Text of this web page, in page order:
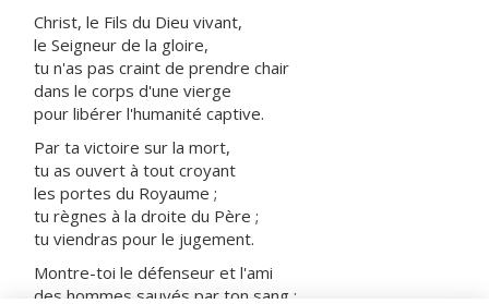
Christ, le Fils du Dieu vivant,
le Seigneur de la gloire,
tu n'as pas craint de prendre chair
dans le corps d'une vierge
pour libérer l'humanité captive.
Par ta victoire sur la mort,
tu as ouvert à tout croyant
les portes du Royaume ;
tu règnes à la droite du Père ;
tu viendras pour le jugement.
Montre-toi le défenseur et l'ami
des hommes sauvés par ton sang :